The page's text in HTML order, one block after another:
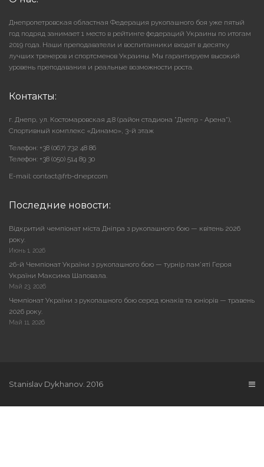
Днепропетровская областная Федерация рукопашного боя уже пятый
год подряд занимает 1 место в рейтинге федераций Украины по итогам
2019 года. Наши преподаватели и воспитанники входят в десятку
лучших тренеров и спортсменов Украины. Мы гарантируем высокий
уровень преподавания и реальные возможности роста.
Контакты:
г. Днепр, ул. Костомаровская д.8 (район стадиона "Днепр - Арена"),
Cпортивный комплекс «Динамо», 3-й этаж
Телефон: +38 (067) 732 48 86
Телефон: +38 (050) 514 89 30
E-mail: contact@frb-dnepr.com
Последние новости:
Відкритий чемпіонат міста Дніпра з рукопашного бою — квітень 2026
року.
Июнь 1, 2026
26-й Чемпіонат України з рукопашного бою — турнір пам’яті Героя
України Максима Шаповала.
Май 23, 2026
Чемпіонат України з рукопашного бою серед юнаків та юніорів — травень
2026 року.
Май 11, 2026
Stanislav Dykhanov. 2016